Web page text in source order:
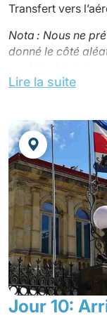
Transfert vers
Nota : Nous ne
donné le côté
Possibilité
Lire la suite
Jour 10: